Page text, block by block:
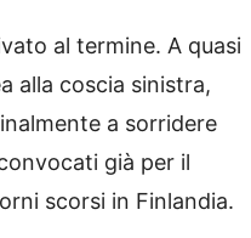
al termine. A quasi
alla coscia sinistra,
a sorridere
già per il
scorsi in Finlandia.